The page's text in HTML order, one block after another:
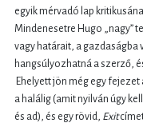
egyik mérvadó lap
Mindenesetre Hugo „nagy”
vagy határait, a
hangsúlyozhatná a szerző,
Ehelyett jön még egy
a halálig (amit nyilván úgy
és ad), és egy rövid, Exit